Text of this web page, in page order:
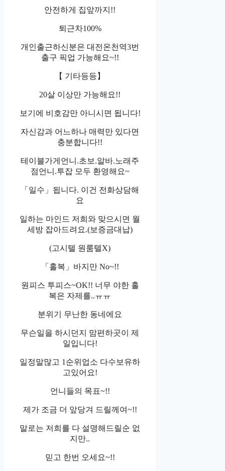
안전하게 집앞까지!!
퇴근차100%
개인출근하신분은 대전온천역3번
출구 픽업 가능해요~!!
【 기타등등】
20살 이상만 가능해요!!
보기에 비호감만 아니시면 됩니다!
자신감과 어느하나 매력만 있다면
충분합니다!!
테이블가게언니.초보.알바.노래주
점언니.투잡 모두 환영해요~
「일수」됩니다. 이건 전화상담해
요
일하는 마인드 저희와 맞으시면 월
세방 잡아드려요.(보증금대납)
(고시텔 원룸텔X)
「홀복」바지만 No~!!
원피스 투피스~OK!! 너무 야한 홀
복은 자제를..ㅠㅠ
분위기 무난한 동네에요
무슨일을 하시던지 맘편하곳이 제
일입니다!
일정말많고 1순위업소 다수보유하
고있어요!
언니들의 목표~!!
제가 조금 더 앞당겨 드릴께여~!!
말로는 저희를 다 설명해드릴순 없
지만..
믿고 한번 오세요~!!